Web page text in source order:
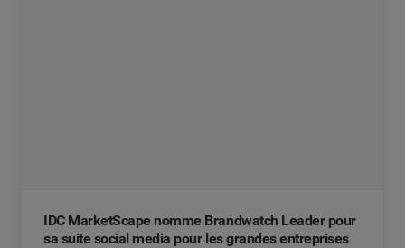
IDC MarketScape nomme Brandwatch Leader pour
sa suite social media pour les grandes entreprises